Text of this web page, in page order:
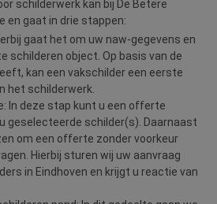
schilderwerk kan bij De Betere
en gaat in drie stappen:
gaat het om uw naw-gegevens en
schilderen object. Op basis van de
kan een vakschilder een eerste
het schilderwerk.
In deze stap kunt u een offerte
geselecteerde schilder(s). Daarnaast
om een offerte zonder voorkeur
Hierbij sturen wij uw aanvraag
in Eindhoven en krijgt u reactie van